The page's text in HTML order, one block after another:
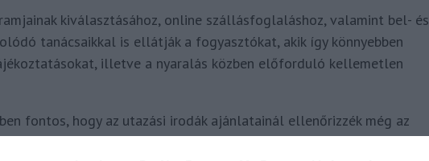
kiválasztásához, online szállásfoglaláshoz, valamint bel- és
tanácsaikkal is ellátják a fogyasztókat, akik így könnyebben
illetve a nyaralás közben előforduló kellemetlen
fontos, hogy az utazási irodák ajánlatainál ellenőrizzék még az